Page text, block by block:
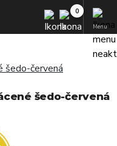
Menu
šedo-červená